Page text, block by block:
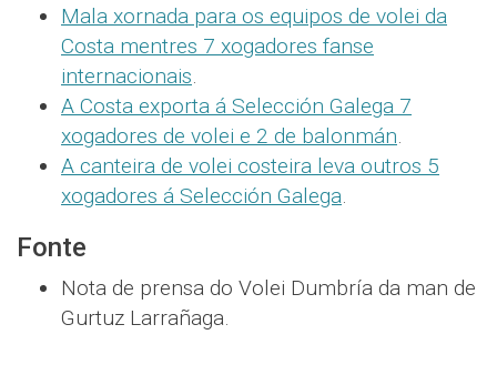
Mala xornada para os equipos de volei da
Costa mentres 7 xogadores fanse
internacionais.
A Costa exporta á Selección Galega 7
xogadores de volei e 2 de balonmán.
A canteira de volei costeira leva outros 5
xogadores á Selección Galega.
Fonte
Nota de prensa do Volei Dumbría da man de
Gurtuz Larrañaga.